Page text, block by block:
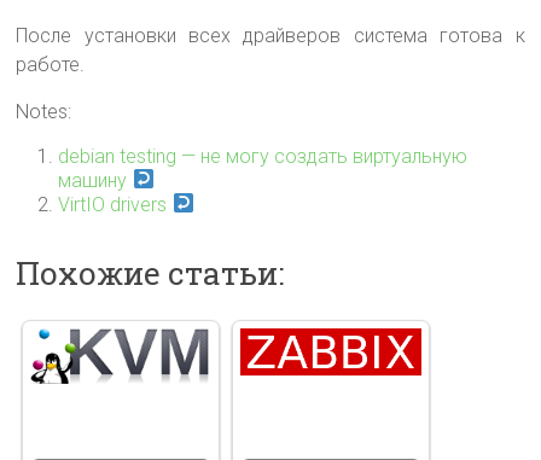
После установки всех драйверов система готова к
работе.
Notes:
debian testing — не могу создать виртуальную
машину
VirtIO drivers
Похожие статьи: